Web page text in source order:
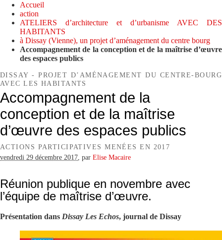
Accueil
action
ATELIERS d’architecture et d’urbanisme AVEC DES
HABITANTS
à Dissay (Vienne), un projet d’aménagement du centre bourg
Accompagnement de la conception et de la maîtrise d’œuvre
des espaces publics
DISSAY - PROJET D’AMÉNAGEMENT DU CENTRE-BOURG
AVEC LES HABITANTS
Accompagnement de la
conception et de la maîtrise
d’œuvre des espaces publics
ACTIONS PARTICIPATIVES MENÉES EN 2017
vendredi 29 décembre 2017 par Elise Macaire
Réunion publique en novembre avec
l’équipe de maîtrise d’œuvre.
Présentation dans Dissay Les Echos, journal de Dissay